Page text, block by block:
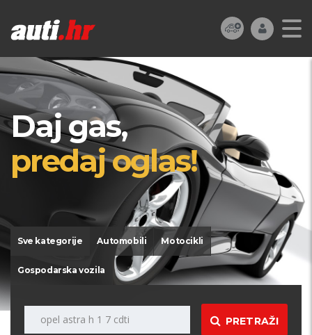
Daj gas,
predaj oglas!
Sve kategorije Automobili Motocikli
Gospodarska vozila
PRETRAŽI